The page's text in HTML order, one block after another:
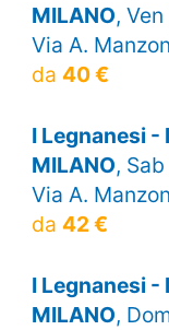
MILANO,
Via A.
da 40 €
I Legnanesi
MILANO,
Via A.
da 42 €
I Legnanesi
MILANO,